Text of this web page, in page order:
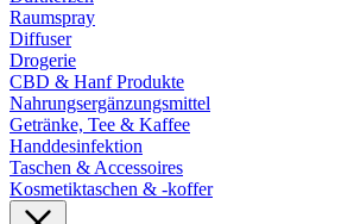
Raumspray
Diffuser
Drogerie
CBD & Hanf Produkte
Nahrungsergänzungsmittel
Getränke, Tee & Kaffee
Handdesinfektion
Taschen & Accessoires
Kosmetiktaschen & -koffer